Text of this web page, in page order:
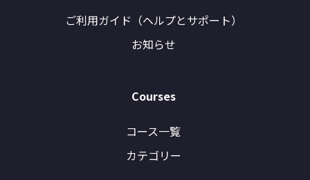
ご利用ガイド（ヘルプとサポート）
お知らせ
Courses
コース一覧
カテゴリー